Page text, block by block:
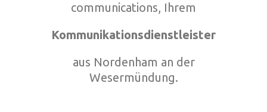
communications, Ihrem
Kommunikationsdienstleister
aus Nordenham an der
Wesermündung.